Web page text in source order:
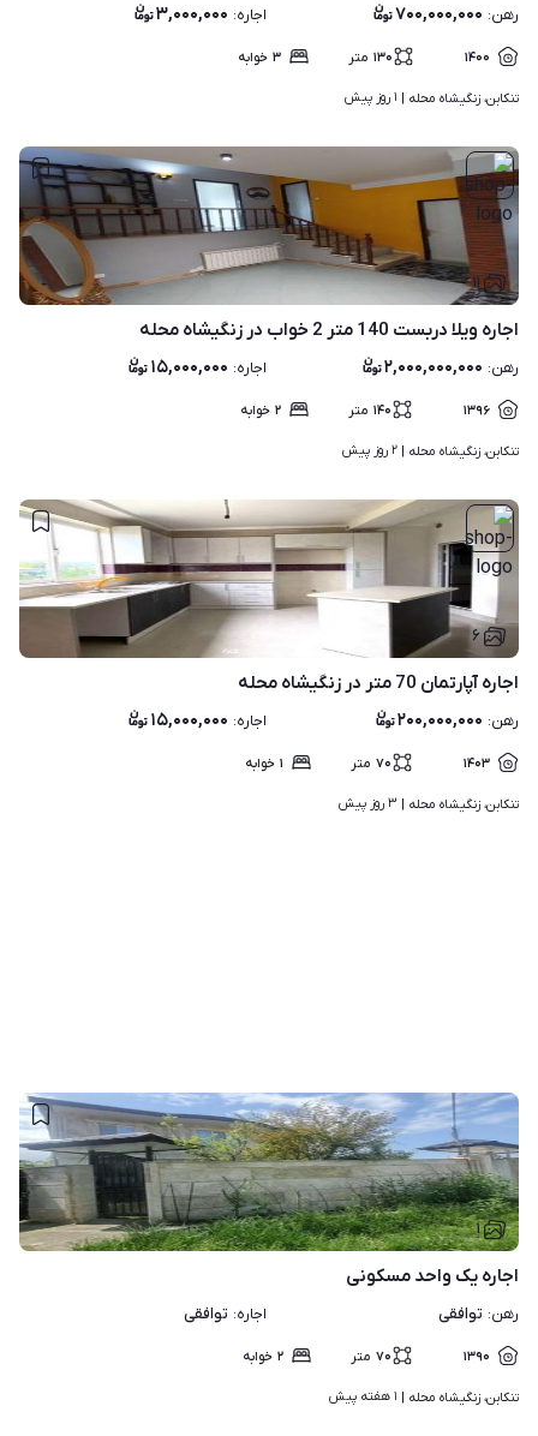
رهن: ۷۰۰,۰۰۰,۰۰۰ اجاره: ۳,۰۰۰,۰۰۰
۱۴۰۰ ۱۳۰ متر ۳ خوابه
تنکابن، زنگیشاه محله | ۱ روز پیش
۱۱
اجاره ویلا دربست 140 متر 2 خواب در زنگیشاه محله
رهن: ۲,۰۰۰,۰۰۰,۰۰۰ اجاره: ۱۵,۰۰۰,۰۰۰
۱۳۹۶ ۱۴۰ متر ۲ خوابه
تنکابن، زنگیشاه محله | ۲ روز پیش
۶
اجاره آپارتمان 70 متر در زنگیشاه محله
رهن: ۲۰۰,۰۰۰,۰۰۰ اجاره: ۱۵,۰۰۰,۰۰۰
۱۴۰۳ ۷۰ متر ۱ خوابه
تنکابن، زنگیشاه محله | ۳ روز پیش
۱
اجاره یک واحد مسکونی
رهن: توافقی اجاره: توافقی
۱۳۹۰ ۷۰ متر ۲ خوابه
تنکابن، زنگیشاه محله | ۱ هفته پیش